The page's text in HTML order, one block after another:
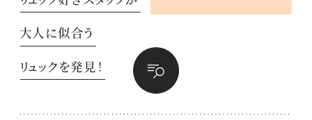
大人に似合う
リュックを発見！